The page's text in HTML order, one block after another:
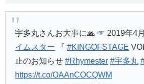
宇多丸さんお大事に🙏 ☞ 2019年4
イムスター 『#KINGOFSTAGE
止のお知らせ#Rhymester #宇多丸
https://t.co/OAAnCOCQWM